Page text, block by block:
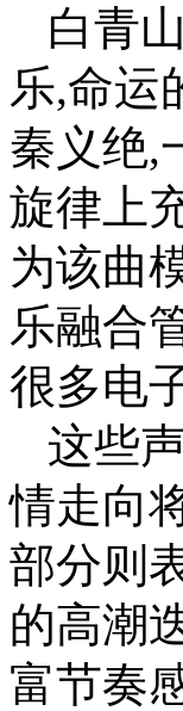
白青
乐,命运
秦义绝,
旋律上
为该曲
乐融合
很多电
这些
情走向
部分则
的高潮
富节奏